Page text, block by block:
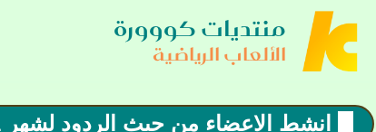
منتديات كووورة
الألعاب الرياضية
█ انشط الاعضاء من حيث الردود لشهر 1 █